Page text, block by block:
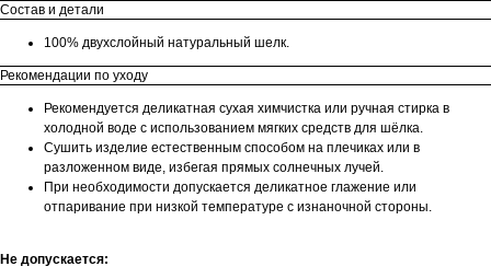
Состав и детали
100% двухслойный натуральный шелк.
Рекомендации по уходу
Рекомендуется деликатная сухая химчистка или ручная стирка в
холодной воде с использованием мягких средств для шёлка.
Сушить изделие естественным способом на плечиках или в
разложенном виде, избегая прямых солнечных лучей.
При необходимости допускается деликатное глажение или
отпаривание при низкой температуре с изнаночной стороны.
Не допускается: